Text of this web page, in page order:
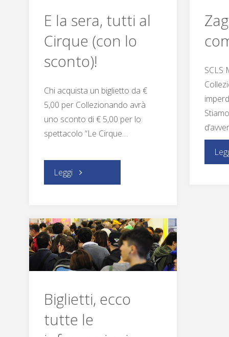
E la sera, tutti al
Cirque (con lo
sconto)!
Chi acquista un biglietto da €
5,00 per Collezionando avrà
uno sconto di € 5,00 per lo
spettacolo “Le Cirque…
Leggi"E
sera,
tutti
al
Cirque
(con
SCLS
Biglietti, ecco
tutte le